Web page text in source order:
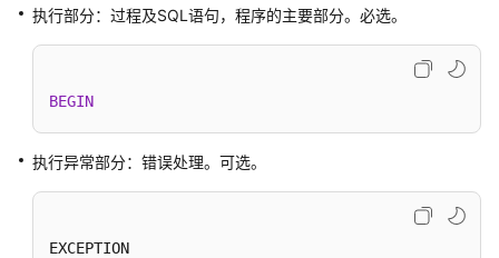
用
开
发
指
执行部分：过程及SQL语句，程序的主要部分。必选。
BEGIN
执行异常部分：错误处理。可选。
EXCEPTION